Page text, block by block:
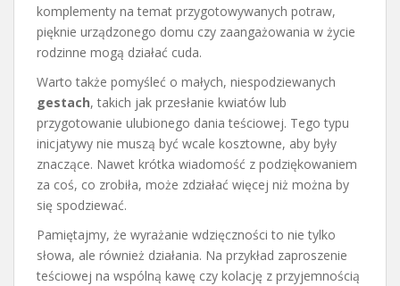
komplementy na temat przygotowywanych potraw,
pięknie urządzonego domu czy zaangażowania w życie
rodzinne mogą działać cuda.
Warto także pomyśleć o małych, niespodziewanych
gestach, takich jak przesłanie kwiatów lub
przygotowanie ulubionego dania teściowej. Tego typu
inicjatywy nie muszą być wcale kosztowne, aby były
znaczące. Nawet krótka wiadomość z podziękowaniem
za coś, co zrobiła, może zdziałać więcej niż można by
się spodziewać.
Pamiętajmy, że wyrażanie wdzięczności to nie tylko
słowa, ale również działania. Na przykład zaproszenie
teściowej na wspólną kawę czy kolację z przyjemnością